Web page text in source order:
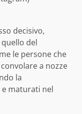
decisivo,
del
le persone che
a nozze
la
maturati nel